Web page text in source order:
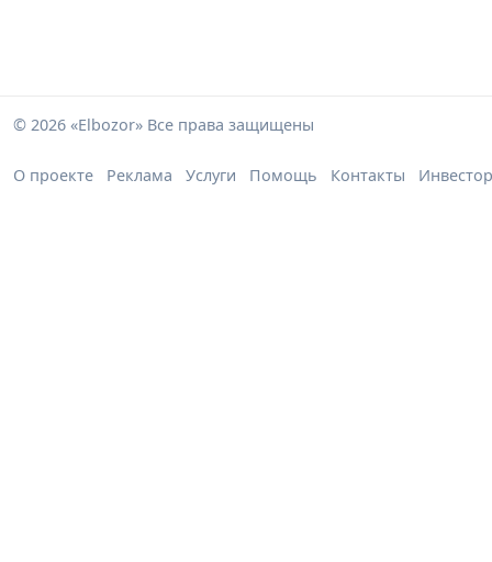
© 2026 «Elbozor» Все права защищены
О проекте Реклама Услуги Помощь Контакты